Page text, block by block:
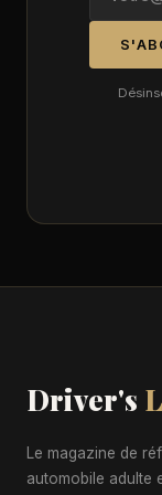
Driver's
Le magazine de
automobile adulte